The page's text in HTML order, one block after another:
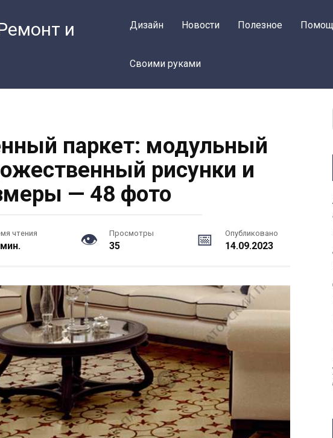
и
Дизайн Новости Полезное
Своими руками
паркет: модульный
рисунки и
— 48 фото
чтения Просмотры
35
Опубликовано
14.09.2023